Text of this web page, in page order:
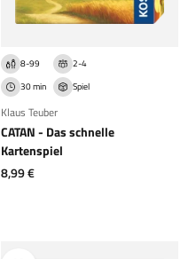
8-99
2-4
30 min
Spiel
Klaus Teuber
CATAN - Das schnelle
Kartenspiel
Angebot
8,99 €